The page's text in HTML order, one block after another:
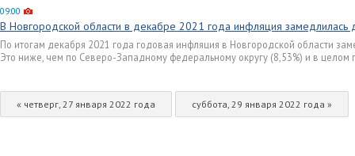
09:00
В Новгородской области в декабре 2021 года инфляция замедлилась
По итогам декабря 2021 года годовая инфляция в Новгородской области
Это ниже, чем по Северо-Западному федеральному округу (8,53%) и в целом
« четверг, 27 января 2022 года суббота, 29 января 2022 года »